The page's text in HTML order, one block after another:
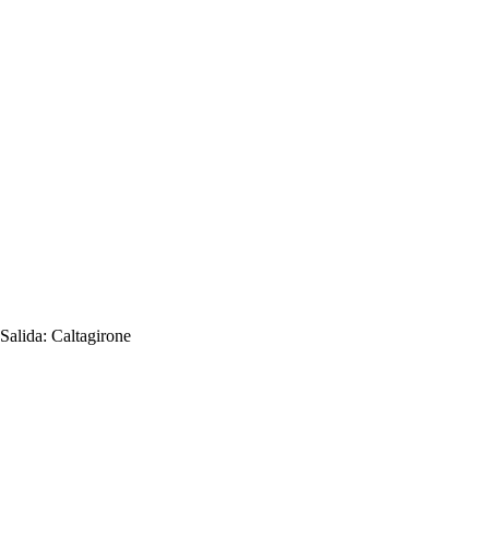
Salida: Caltagirone